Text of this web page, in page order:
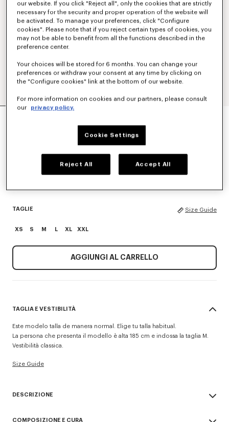
MAGLIONE RICAMATO IN LANA COTONE
Bianco Sporco
TAGLIE Size Guide
XS S M L XL XXL
AGGIUNGI AL CARRELLO
TAGLIA E VESTIBILITÀ
Este modelo talla de manera normal. Elige tu talla habitual.
La persona che presenta il modello è alta 185 cm e indossa la taglia M.
Vestibilità classica.
Size Guide
DESCRIZIONE
COMPOSIZIONE E CURA
our website. If you click "Reject all", only the cookies that are strictly
necessary for the security and proper operation of the website will
be activated. To manage your preferences, click "Configure
cookies". Please note that if you reject certain types of cookies, you
may not be able to benefit from all the functions described in the
preference center.
Your choices will be stored for 6 months. You can change your
preferences or withdraw your consent at any time by clicking on
the "Configure cookies" link at the bottom of our website.
For more information on cookies and our partners, please consult
our
privacy policy.
Cookie Settings
Reject All Accept All